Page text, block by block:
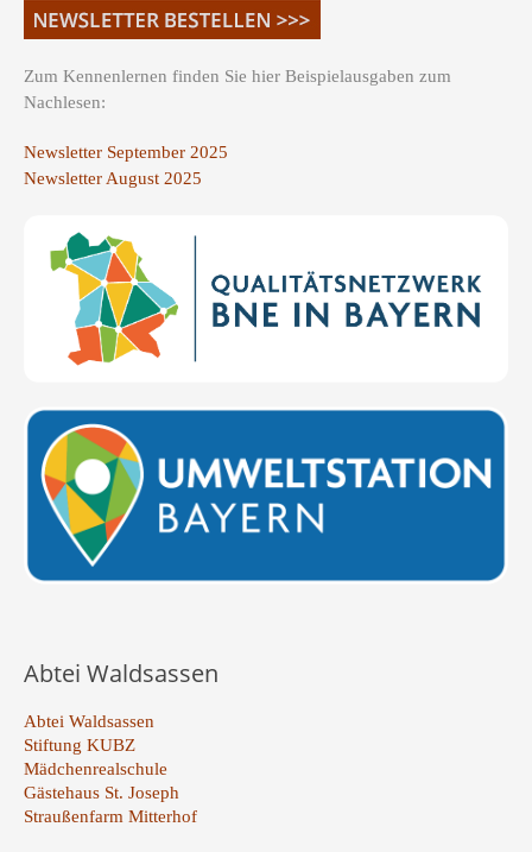
Zum Kennenlernen finden Sie hier Beispielausgaben zum
Nachlesen:
Newsletter September 2025
Newsletter August 2025
Abtei Waldsassen
Abtei Waldsassen
Stiftung KUBZ
Mädchenrealschule
Gästehaus St. Joseph
Straußenfarm Mitterhof